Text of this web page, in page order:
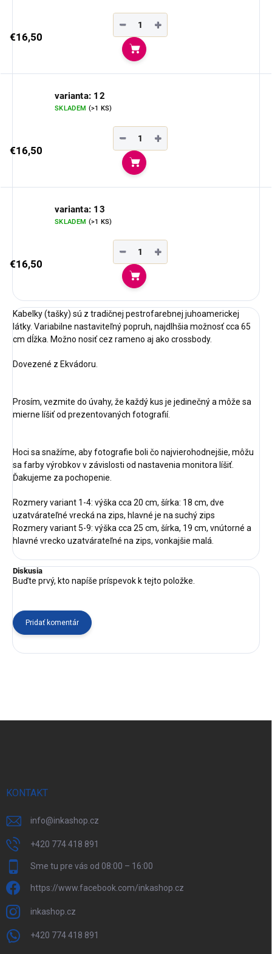
€16,50
+
−
Do košíka
varianta: 12
SKLADEM (>1 KS)
€16,50
+
−
Do košíka
varianta: 13
SKLADEM (>1 KS)
€16,50
+
−
Do košíka
Kabelky (tašky) sú z tradičnej pestrofarebnej juhoamerickej
látky. Variabilne nastaviteľný popruh, najdlhšia možnosť cca 65
cm dĺžka. Možno nosiť cez rameno aj ako crossbody.
Dovezené z Ekvádoru.
Prosím, vezmite do úvahy, že každý kus je jedinečný a môže sa
mierne líšiť od prezentovaných fotografií.
Hoci sa snažíme, aby fotografie boli čo najvierohodnejšie, môžu
sa farby výrobkov v závislosti od nastavenia monitora líšiť.
Ďakujeme za pochopenie.
Rozmery variant 1-4: výška cca 20 cm, šírka: 18 cm, dve
uzatvárateľné vrecká na zips, hlavné je na suchý zips
Rozmery variant 5-9: výška cca 25 cm, šírka, 19 cm, vnútorné a
hlavné vrecko uzatvárateľné na zips, vonkajšie malá.
Diskusia
Buďte prvý, kto napíše príspevok k tejto položke.
Pridať komentár
KONTAKT
info@inkashop.cz
+420 774 418 891
Sme tu pre vás od 08:00 – 16:00
https://www.facebook.com/inkashop.cz
inkashop.cz
+420 774 418 891